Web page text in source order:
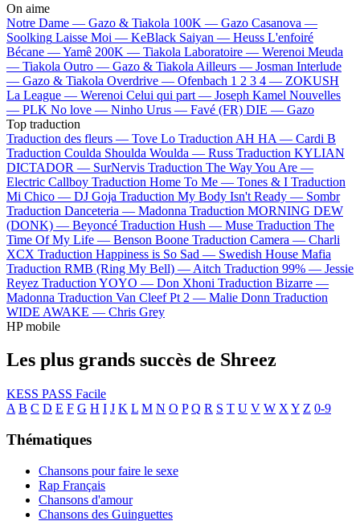
On aime
Notre Dame — Gazo & Tiakola 100K — Gazo Casanova —
Soolking Laisse Moi — KeBlack Saiyan — Heuss L'enfoiré
Bécane —Yamê 200K — Tiakola Laboratoire — Werenoi Meuda
— Tiakola Outro — Gazo & Tiakola Ailleurs — Josman Interlude
— Gazo & Tiakola Overdrive — Ofenbach 1 2 3 4 — ZOKUSH
La League — Werenoi Celui qui part — Joseph Kamel Nouvelles
— PLK No love — Ninho Urus — Favé (FR) DIE — Gazo
Top traduction
Traduction des fleurs — Tove Lo Traduction AH HA — Cardi B
Traduction Coulda Shoulda Woulda — Russ Traduction KYLIAN
DICTADOR — SurNervis Traduction The Way You Are —
Electric Callboy Traduction Home To Me — Tones & I Traduction
Mi Chico — DJ Goja Traduction My Body Isn't Ready — Sombr
Traduction Danceteria — Madonna Traduction MORNING DEW
(DONK) — Beyoncé Traduction Hush — Muse Traduction The
Time Of My Life — Benson Boone Traduction Camera — Charli
XCX Traduction Happiness is So Sad — Swedish House Mafia
Traduction RMB (Ring My Bell) — Aitch Traduction 99% — Jessie
Reyez Traduction YOYO — Don Xhoni Traduction Bizarre —
Madonna Traduction Van Cleef Pt 2 — Malie Donn Traduction
WIDE AWAKE — Chris Grey
HP mobile
Les plus grands succès de Shreez
KESS PASS Facile
A B C D E F G H I J K L M N O P Q R S T U V W X Y Z 0-9
Thématiques
Chansons pour faire le sexe
Rap Français
Chansons d'amour
Chansons des Guinguettes